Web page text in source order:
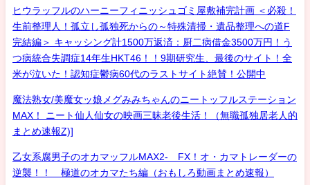
ヒウラッフルのハーニーフィニッシュゴミ屋敷補完計画 ＜必殺！
生前整理人！孤立し孤独死からの～特殊清掃・遺品整理への道F
完結編＞ キャッシング計1500万返済：厨二病借金3500万円！う
つ病統合失調症14年生HKT46！！9期研究生、最後のサイト！全
米が泣いた！認知症鬱病60代のラストサイト絶賛！公開中
魔法熟女/美魔女ッ娘メグみみちゃんのニートッフルステーション
MAX！ ニート仙人仙女の映画三昧老後生活！（無職孤独居老人的
まとめ速報Z)]
乙女系腐男子のオカマッフルMAX2- FX！オ・カマトレーダーの
逆襲！！ 極道のオカマたち編（おもしろ動画まとめ速報）